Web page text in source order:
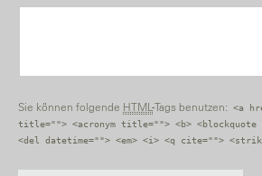
Sie können folgende HTML-Tags benutzen:
<a
title=""> <acronym title=""> <b> <blockquote
<del datetime=""> <em> <i> <q cite="">